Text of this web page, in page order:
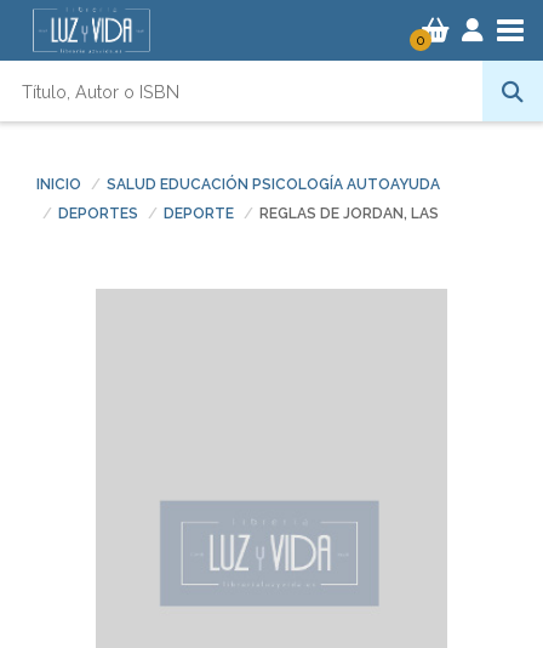
0
INICIO
SALUD EDUCACIÓN PSICOLOGÍA AUTOAYUDA
DEPORTES
DEPORTE REGLAS DE JORDAN, LAS